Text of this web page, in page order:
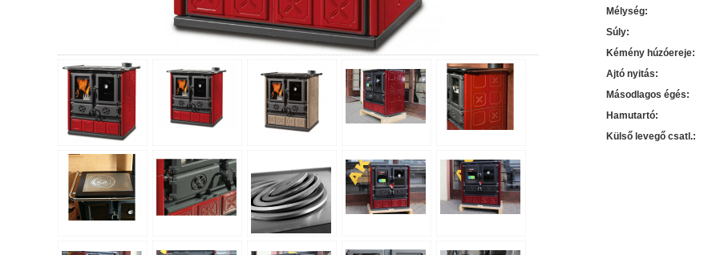
Mélység:
Súly:
Kémény húzóereje:
Ajtó nyitás:
Másodlagos égés:
Hamutartó:
Külső levegő csatl.: